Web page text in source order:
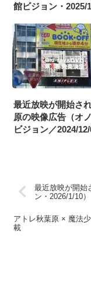
館ビジョン・2025/
最近放映が開始さ
原の映像広告（オ
ビジョン／2024/12/
最近放映が開始
ン・2026/1/10）
アトレ秋葉原 × 魔法
載